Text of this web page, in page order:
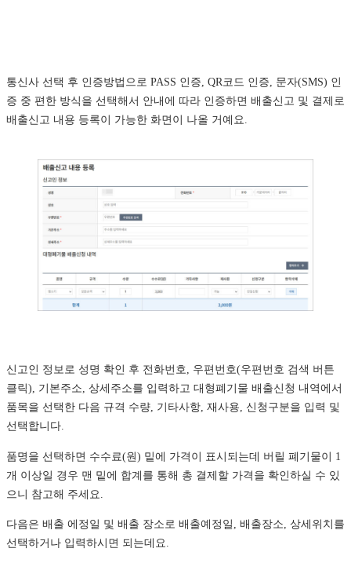
통신사 선택 후 인증방법으로 PASS 인증, QR코드 인증, 문자(SMS) 인
증 중 편한 방식을 선택해서 안내에 따라 인증하면 배출신고 및 결제로
배출신고 내용 등록이 가능한 화면이 나올 거예요.
신고인 정보로 성명 확인 후 전화번호, 우편번호(우편번호 검색 버튼
클릭), 기본주소, 상세주소를 입력하고 대형폐기물 배출신청 내역에서
품목을 선택한 다음 규격 수량, 기타사항, 재사용, 신청구분을 입력 및
선택합니다.
품명을 선택하면 수수료(원) 밑에 가격이 표시되는데 버릴 폐기물이 1
개 이상일 경우 맨 밑에 합계를 통해 총 결제할 가격을 확인하실 수 있
으니 참고해 주세요.
다음은 배출 에정일 및 배출 장소로 배출예정일, 배출장소, 상세위치를
선택하거나 입력하시면 되는데요.